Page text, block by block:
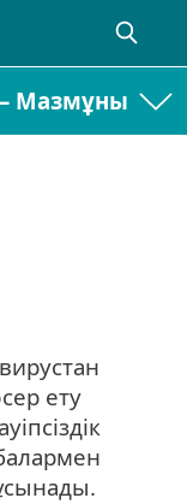
– Мазмұны
ету